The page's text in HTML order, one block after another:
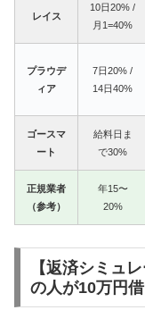
レイス
10日20% /
月1=40%
プラウデ
ィア
7日20% /
14日40%
ゴースマ
ート
給料日ま
で30%
正規業者
（参考）
年15〜
20%
【返済シミュ
の人が10万円